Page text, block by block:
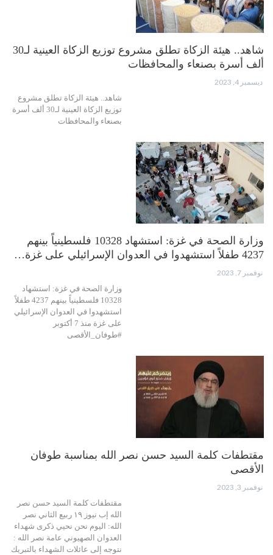
شاهد.. هيئة الزكاة تطلق مشروع توزيع الزكاة العينية لـ30
ألف أسرة بصنعاء والمحافظات
ديسمبر 4, 2023
شاهد.. هيئة الزكاة تطلق مشروع
توزيع الزكاة العينية لـ30 ألف أسرة
بصنعاء والمحافظات
وزارة الصحة في غزة: استشهاد 10328 فلسطينياً بينهم
4237 طفلاً استشهدوا في العدوان الإسرائيلي على غزة…
نوفمبر 7, 2023
وزارة الصحة في غزة: استشهاد
10328 فلسطينياً بينهم 4237 طفلاً
استشهدوا في العدوان الإسرائيلي
على غزة منذ 7 أكتوبر
#طوفان_الأقصى
مقتطفات كلمة السيد حسن نصر الله بمناسبة طوفان
الأقصى
نوفمبر 3, 2023
مقتطفات كلمة السيد حسن نصر
الله إب نيوز ١٩ ربيع الثاني نصر
الله: اليوم نحن نحيي ذكرى شهداء
العدوان الصهيوني عامة نصر الله :
نتوجه إلى عائلات الشهداء بالتبريك